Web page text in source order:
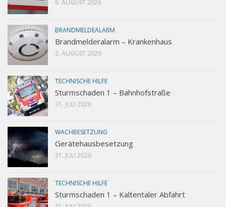
6. AUGUST 2026
BRANDMELDEALARM
Brandmelderalarm – Krankenhaus
2. AUGUST 2026
TECHNISCHE HILFE
Sturmschaden 1 – Bahnhofstraße
31. JULI 2026
WACHBESETZUNG
Gerätehausbesetzung
31. JULI 2026
TECHNISCHE HILFE
Sturmschaden 1 – Kaltentaler Abfahrt